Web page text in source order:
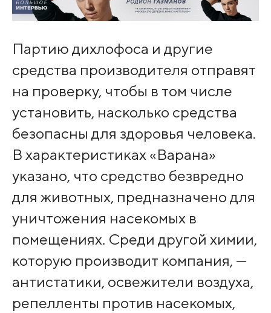
Партию дихлофоса и другие
средства производителя отправят
на проверку, чтобы в том числе
установить, насколько средства
безопасны для здоровья человека.
В характеристиках «Варана»
указано, что средство безвредно
для животных, предназначено для
уничтожения насекомых в
помещениях. Среди другой химии,
которую производит компания, —
антистатики, освежители воздуха,
репелленты против насекомых,